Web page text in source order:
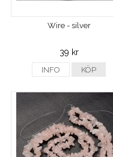
Wire - silver
39 kr
INFO KÖP